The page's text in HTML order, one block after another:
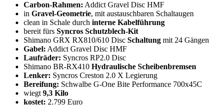
Carbon-Rahmen: Addict Gravel Disc HMF
in Gravel-Geometrie, mit austauschbaren Schaltaugen
clean in Schale durch interne Kabelführung
bereit fürs Syncros Schutzblech-Kit
Shimano GRX RX810/610 Disc Schaltung mit 24 Gängen
Gabel: Addict Gravel Disc HMF
Laufräder: Syncros RP2.0 Disc
Shimano BR-RX410 Hydraulische Scheibenbremsen
Lenker: Syncros Creston 2.0 X Legierung
Bereifung: Schwalbe G-One Bite Performance 700x45C
wiegt 9,3 Kilo
kostet: 2.799 Euro